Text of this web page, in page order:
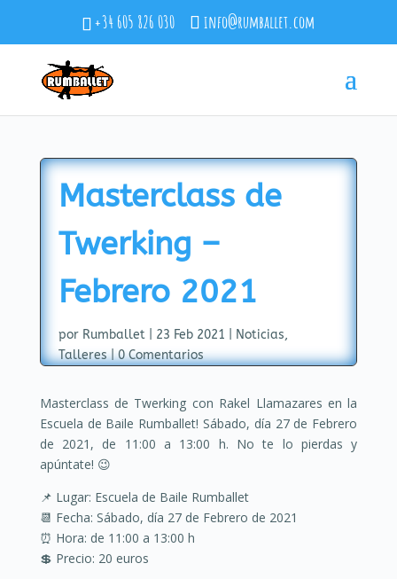
+34 605 826 030 info@rumballet.com
Masterclass de
Twerking –
Febrero 2021
por Rumballet| 23 Feb 2021 Noticias,
Talleres|0 Comentarios
Masterclass de Twerking con Rakel Llamazares en la
Escuela de Baile Rumballet! Sábado, día 27 de Febrero
de 2021, de 11:00 a 13:00 h. No te lo pierdas y
apúntate! 😉
📌 Lugar: Escuela de Baile Rumballet
📆 Fecha: Sábado, día 27 de Febrero de 2021
⏰ Hora: de 11:00 a 13:00 h
💲 Precio: 20 euros